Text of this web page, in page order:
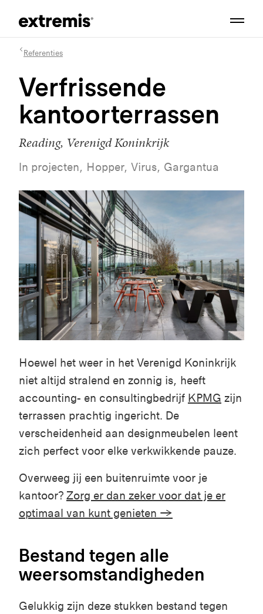
Referenties
Verfrissende
kantoorterrassen
Reading, Verenigd Koninkrijk
In projecten, Hopper, Virus, Gargantua
Hoewel het weer in het Verenigd Koninkrijk
niet altijd stralend en zonnig is, heeft
accounting- en consultingbedrijf KPMG zijn
terrassen prachtig ingericht. De
verscheidenheid aan designmeubelen leent
zich perfect voor elke verkwikkende pauze.
Overweeg jij een buitenruimte voor je
kantoor? Zorg er dan zeker voor dat je er
optimaal van kunt genieten →
Bestand tegen alle
weersomstandigheden
Gelukkig zijn deze stukken bestand tegen